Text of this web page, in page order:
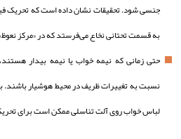
جنسی شود. تحقیقات نشان داده است که تحریک
به قسمت تحتانی نخاع می‌فرستد که در «مرکز
حتی زمانی که نیمه خواب یا نیمه بیدار
نسبت به تغییرات ظریف در محیط هوشیار باشند.
لباس خواب روی آلت تناسلی ممکن است برای